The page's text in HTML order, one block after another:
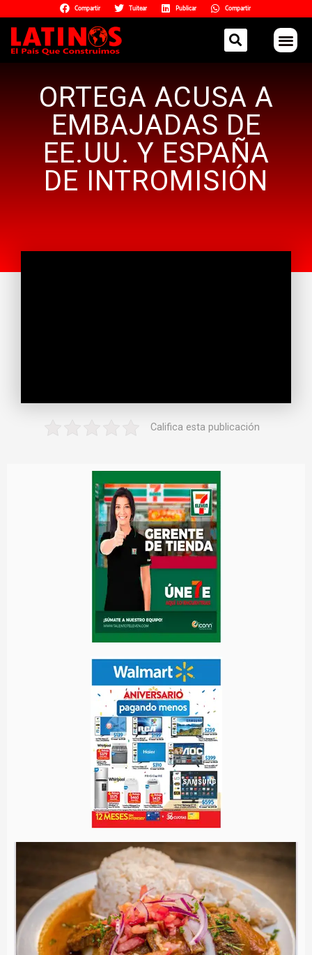
Compartir Tuitear Publicar Compartir
ORTEGA ACUSA A
EMBAJADAS DE
EE.UU. Y ESPAÑA
DE INTROMISIÓN
Califica esta publicación